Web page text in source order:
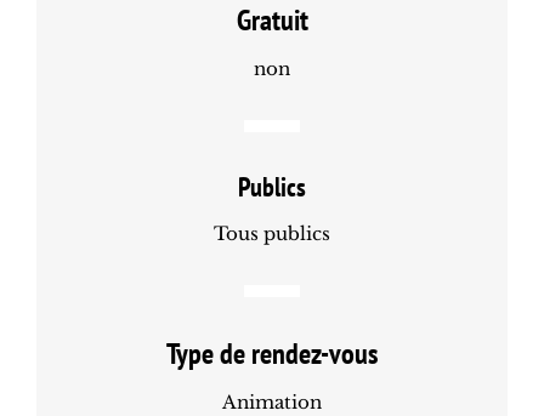
Gratuit
non
Publics
Tous publics
Type de rendez-vous
Animation